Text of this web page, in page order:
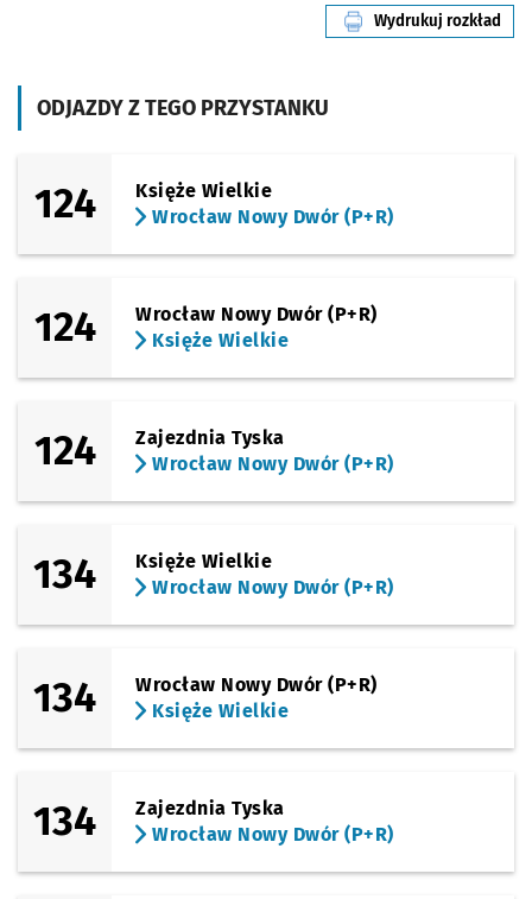
Sprawdź
ZagonyCzas
16'
Muchobór Wielki (Roślinna)
Wydrukuj rozkład
linii nr 122
ODJAZDY Z TEGO PRZYSTANKU
124
Księże Wielkie
Wrocław Nowy Dwór (P+R)
124
Wrocław Nowy Dwór (P+R)
Księże Wielkie
124
Zajezdnia Tyska
Wrocław Nowy Dwór (P+R)
134
Księże Wielkie
Wrocław Nowy Dwór (P+R)
134
Wrocław Nowy Dwór (P+R)
Księże Wielkie
134
Zajezdnia Tyska
Wrocław Nowy Dwór (P+R)